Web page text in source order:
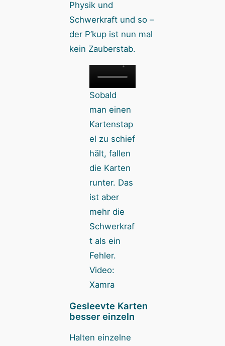
Physik und
Schwerkraft und so –
der P’kup ist nun mal
kein Zauberstab.
Sobald
man einen
Kartenstap
el zu schief
hält, fallen
die Karten
runter. Das
ist aber
mehr die
Schwerkraf
t als ein
Fehler.
Video:
Xamra
Gesleevte Karten
besser einzeln
Halten einzelne